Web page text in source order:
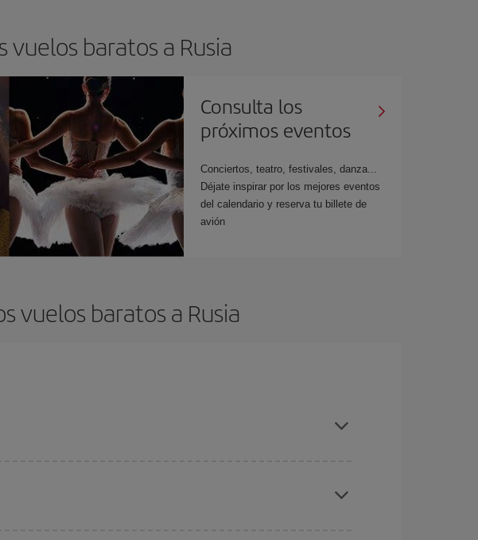
baratos a Rusia
Consulta los
próximos eventos
Conciertos, teatro, festivales, danza...
Déjate inspirar por los mejores eventos
del calendario y reserva tu billete de
avión
vuelos baratos a Rusia
seguro que encuentras el vuelo más barato.